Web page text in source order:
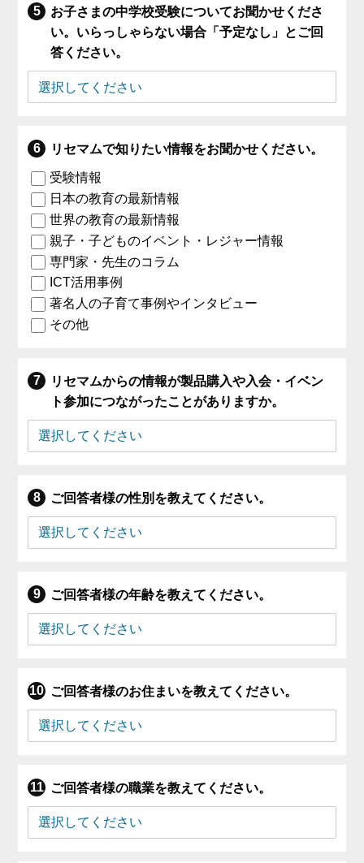
お子さまの中学校受験についてお聞かせくださ
い。いらっしゃらない場合「予定なし」とご回
答ください。
リセマムで知りたい情報をお聞かせください。
受験情報
日本の教育の最新情報
世界の教育の最新情報
親子・子どものイベント・レジャー情報
専門家・先生のコラム
ICT活用事例
著名人の子育て事例やインタビュー
その他
リセマムからの情報が製品購入や入会・イベン
ト参加につながったことがありますか。
ご回答者様の性別を教えてください。
ご回答者様の年齢を教えてください。
ご回答者様のお住まいを教えてください。
ご回答者様の職業を教えてください。